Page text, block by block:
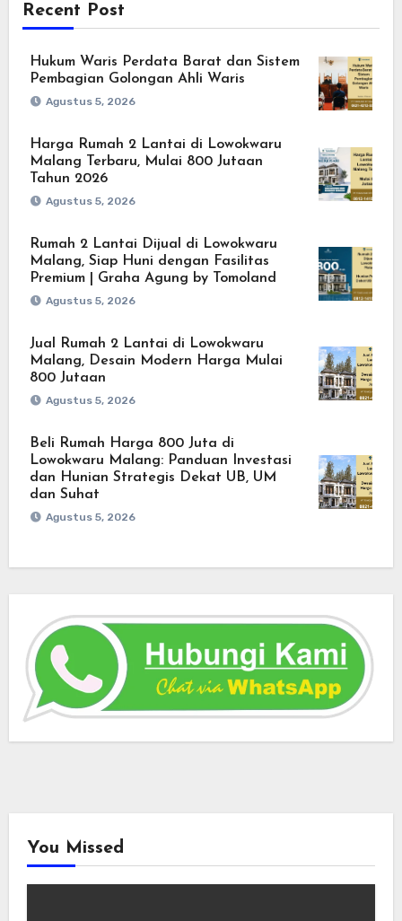
Recent Post
Hukum Waris Perdata Barat dan Sistem
Pembagian Golongan Ahli Waris
Agustus 5, 2026
Harga Rumah 2 Lantai di Lowokwaru
Malang Terbaru, Mulai 800 Jutaan
Tahun 2026
Agustus 5, 2026
Rumah 2 Lantai Dijual di Lowokwaru
Malang, Siap Huni dengan Fasilitas
Premium | Graha Agung by Tomoland
Agustus 5, 2026
Jual Rumah 2 Lantai di Lowokwaru
Malang, Desain Modern Harga Mulai
800 Jutaan
Agustus 5, 2026
Beli Rumah Harga 800 Juta di
Lowokwaru Malang: Panduan Investasi
dan Hunian Strategis Dekat UB, UM
dan Suhat
Agustus 5, 2026
You Missed